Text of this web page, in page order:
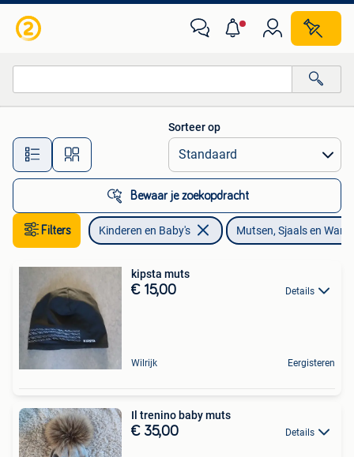
Alle afstanden…
Sorteer op
Bewaar je zoekopdracht
Filters Kinderen en Baby's Mutsen, Sjaals en
kipsta muts
€ 15,00 Details
Wilrijk Eergisteren
Il trenino baby muts
€ 35,00 Details